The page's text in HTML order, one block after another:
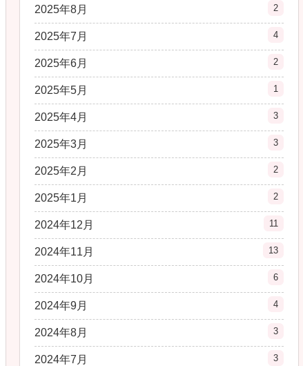
2025年8月 2
2025年7月 4
2025年6月 2
2025年5月 1
2025年4月 3
2025年3月 3
2025年2月 2
2025年1月 2
2024年12月 11
2024年11月 13
2024年10月 6
2024年9月 4
2024年8月 3
2024年7月 3